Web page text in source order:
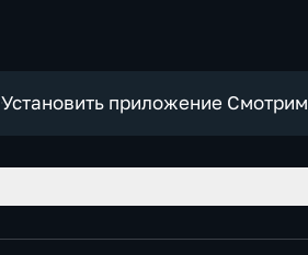
Установить приложение Смотрим